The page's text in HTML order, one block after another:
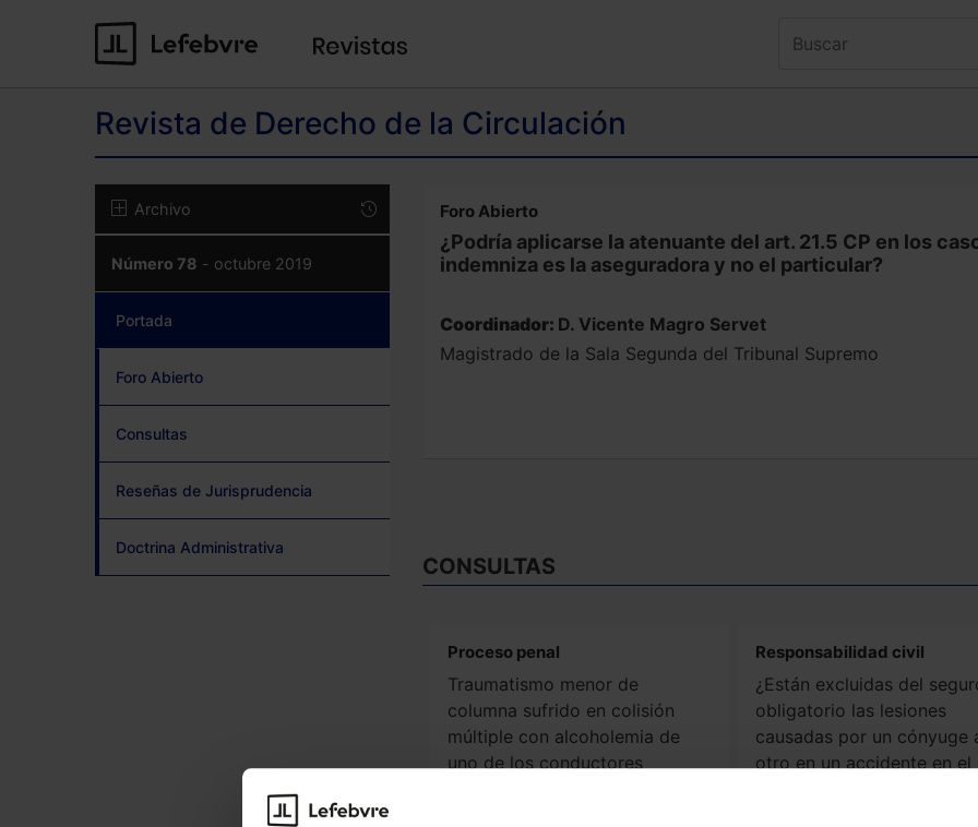
Revista de Derecho de la Circulación
Archivo
Número 78 - octubre 2019
Portada
Foro Abierto
Consultas
Reseñas de Jurisprudencia
Doctrina Administrativa
Foro Abierto
¿Podría aplicarse la atenuante del art. 21.5 CP en los
indemniza es la aseguradora y no el particular?
Coordinador: D. Vicente Magro Servet
Magistrado de la Sala Segunda del Tribunal Supremo
CONSULTAS
Proceso penal
Traumatismo menor de
columna sufrido en colisión
múltiple con alcoholemia de
uno de los conductores
Responsabilidad civil
¿Están excluidas del
obligatorio las lesiones
causadas por un cónyuge
otro en un accidente en el